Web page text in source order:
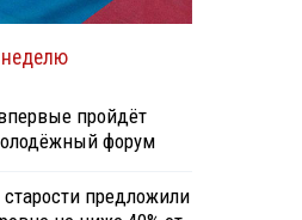
неделю
пройдёт
форум
предложили